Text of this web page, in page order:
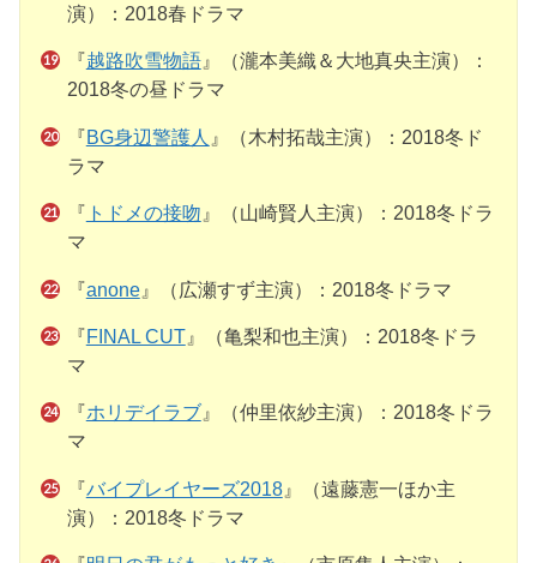
演）：2018春ドラマ
『越路吹雪物語』（瀧本美織＆大地真央主演）：
2018冬の昼ドラマ
『BG身辺警護人 』（木村拓哉主演）：2018冬ド
ラマ
『 トドメの接吻 』（山崎賢人主演）：2018冬ドラ
マ
『anone』（広瀬すず主演）：2018冬ドラマ
『FINAL CUT』（亀梨和也主演）：2018冬ドラ
マ
『 ホリデイラブ』（仲里依紗主演）：2018冬ドラ
マ
『バイプレイヤーズ2018』（遠藤憲一ほか主
演）：2018冬ドラマ